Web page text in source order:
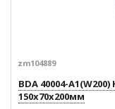
zm104889
BDA 40004-
150x70x200мм